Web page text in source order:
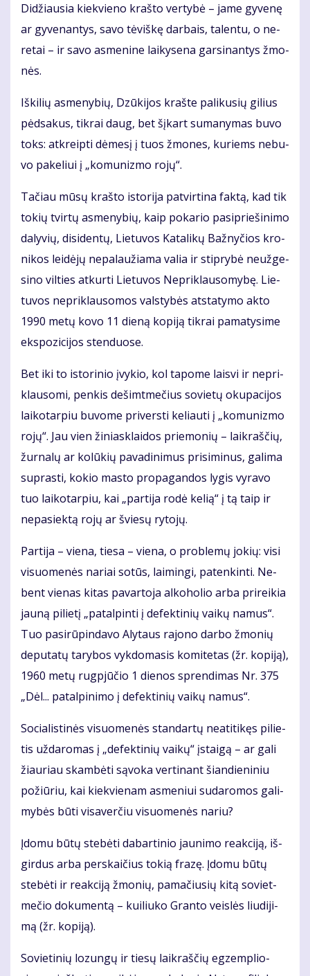
Di­džiau­sia kiek­vie­no kraš­to ver­ty­bė – ja­me gy­ve­nę
ar gy­ve­nan­tys, sa­vo tė­viš­kę dar­bais, ta­len­tu, o ne­
re­tai – ir sa­vo as­me­ni­ne lai­ky­se­na gar­si­nan­tys žmo­
nės.
Iš­ki­lių as­me­ny­bių, Dzū­ki­jos kraš­te pa­li­ku­sių gi­lius
pėd­sa­kus, tik­rai daug, bet šį­kart su­ma­ny­mas bu­vo
toks: at­kreip­ti dė­me­sį į tuos žmo­nes, ku­riems ne­bu­
vo pa­ke­liui į „ko­mu­niz­mo ro­jų“.
Ta­čiau mū­sų kraš­to is­to­ri­ja pa­tvir­ti­na fak­tą, kad tik
to­kių tvir­tų as­me­ny­bių, kaip po­ka­rio pa­si­prie­ši­ni­mo
da­ly­vių, di­si­den­tų, Lie­tu­vos Ka­ta­li­kų Baž­ny­čios kro­
ni­kos lei­dė­jų ne­pa­lau­žia­ma va­lia ir stip­ry­bė ne­už­ge­
si­no vil­ties at­kur­ti Lie­tu­vos Ne­pri­klau­so­my­bę. Lie­
tu­vos ne­pri­klau­so­mos vals­ty­bės at­sta­ty­mo ak­to
1990 me­tų ko­vo 11 die­ną ko­pi­ją tik­rai pa­ma­ty­si­me
eks­po­zi­ci­jos sten­duo­se.
Bet iki to is­to­ri­nio įvy­kio, kol ta­po­me lais­vi ir ne­pri­
klau­so­mi, pen­kis de­šimt­me­čius so­vie­tų oku­pa­ci­jos
lai­ko­tar­piu bu­vo­me pri­vers­ti ke­liau­ti į „ko­mu­niz­mo
ro­jų“. Jau vien ži­niask­lai­dos prie­mo­nių – laik­raš­čių,
žur­na­lų ar ko­lū­kių pa­va­di­ni­mus pri­si­mi­nus, ga­li­ma
su­pras­ti, ko­kio mas­to pro­pa­gan­dos ly­gis vy­ra­vo
tuo lai­ko­tar­piu, kai „par­ti­ja ro­dė ke­lią“ į tą taip ir
ne­pa­siek­tą ro­jų ar švie­sų ry­to­jų.
Par­ti­ja – vie­na, tie­sa – vie­na, o pro­ble­mų jo­kių: vi­si
vi­suo­me­nės na­riai so­tūs, lai­min­gi, pa­ten­kin­ti. Ne­
bent vie­nas ki­tas pa­var­to­ja al­ko­ho­lio ar­ba pri­rei­kia
jau­ną pi­lie­tį „pa­tal­pin­ti į de­fek­ti­nių vai­kų na­mus“.
Tuo pa­si­rū­pin­da­vo Aly­taus ra­jo­no dar­bo žmo­nių
de­pu­ta­tų ta­ry­bos vyk­do­ma­sis ko­mi­te­tas (žr. ko­pi­ją),
1960 me­tų rug­pjū­čio 1 die­nos spren­di­mas Nr. 375
„Dėl... pa­tal­pi­ni­mo į de­fek­ti­nių vai­kų na­mus“.
So­cia­lis­ti­nės vi­suo­me­nės stan­dar­tų ne­ati­ti­kęs pi­lie­
tis už­da­ro­mas į „de­fek­ti­nių vai­kų“ įstai­gą – ar ga­li
žiau­riau skam­bė­ti są­vo­ka ver­ti­nant šian­die­ni­niu
po­žiū­riu, kai kiek­vie­nam as­me­niui su­da­ro­mos ga­li­
my­bės bū­ti vi­sa­ver­čiu vi­suo­me­nės na­riu?
Įdo­mu bū­tų ste­bė­ti da­bar­ti­nio jau­ni­mo re­ak­ci­ją, iš­
gir­dus ar­ba per­skai­čius to­kią fra­zę. Įdo­mu bū­tų
ste­bė­ti ir re­ak­ci­ją žmo­nių, pa­ma­čiu­sių ki­tą so­viet­
me­čio do­ku­men­tą – kui­liu­ko Gran­to veis­lės liu­di­ji­
mą (žr. ko­pi­ją).
So­vie­ti­nių lo­zun­gų ir tie­sų laik­raš­čių eg­zem­plio­